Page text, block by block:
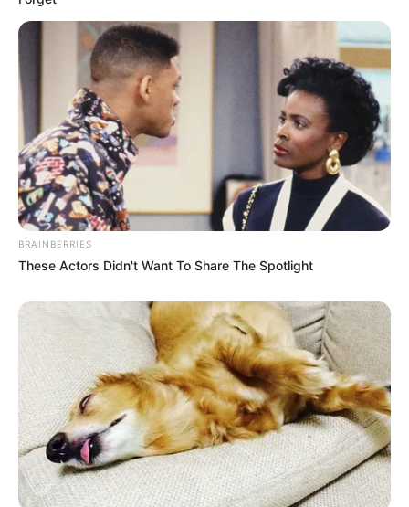
BRAINBERRIES
These Actors Didn't Want To Share The Spotlight